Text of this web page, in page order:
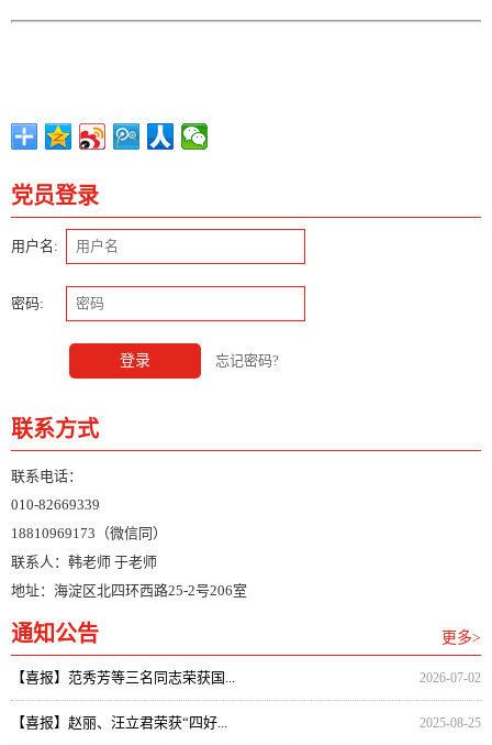
党员登录
用户名:
密码:
登录 忘记密码?
联系方式
联系电话：
010-82669339
18810969173（微信同）
联系人：韩老师 于老师
地址：海淀区北四环西路25-2号206室
通知公告 更多>
【喜报】范秀芳等三名同志荣获国... 2026-07-02
【喜报】赵丽、汪立君荣获“四好... 2025-08-25